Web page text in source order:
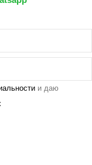
и даю